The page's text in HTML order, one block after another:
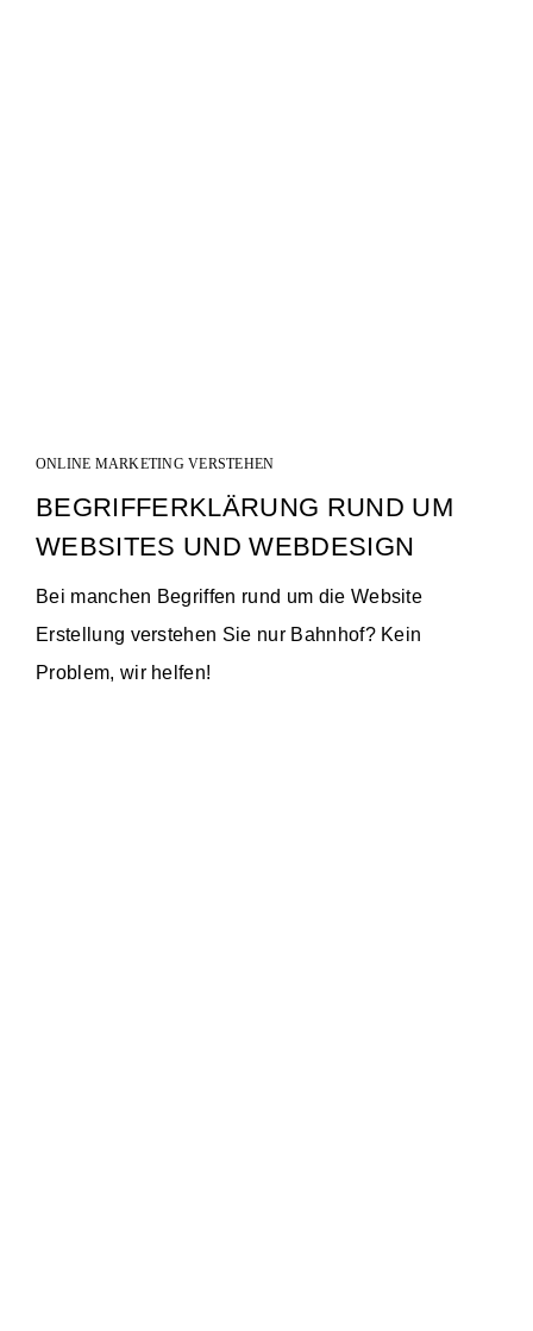
ONLINE MARKETING VERSTEHEN
BEGRIFFERKLÄRUNG RUND UM
WEBSITES UND WEBDESIGN
Bei manchen Begriffen rund um die Website
Erstellung verstehen Sie nur Bahnhof? Kein
Problem, wir helfen!